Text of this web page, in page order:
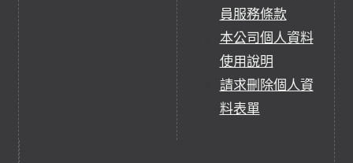
員服務條款
本公司個人資料
使用說明
請求刪除個人資
料表單